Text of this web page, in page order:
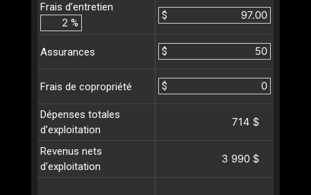
Frais d’entretien
%
$
Assurances $
Frais de copropriété $
Dépenses totales
d'exploitation
714 $
Revenus nets
d'exploitation
3 990 $